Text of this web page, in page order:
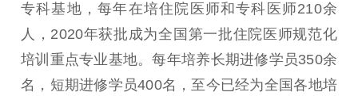
专科基地，每年在培住院医师和专科医师210余
人，2020年获批成为全国第一批住院医师规范化
培训重点专业基地。每年培养长期进修学员350余
名，短期进修学员400名，至今已经为全国各地培